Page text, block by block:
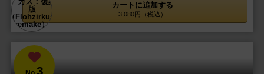
カートに追加する
3,080円（税込）
3